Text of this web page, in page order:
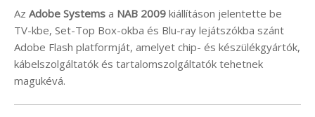
Az Adobe Systems a NAB 2009 kiállításon jelentette be
TV-kbe, Set-Top Box-okba és Blu-ray lejátszókba szánt
Adobe Flash platformját, amelyet chip- és készülékgyártók,
kábelszolgáltatók és tartalomszolgáltatók tehetnek
magukévá.